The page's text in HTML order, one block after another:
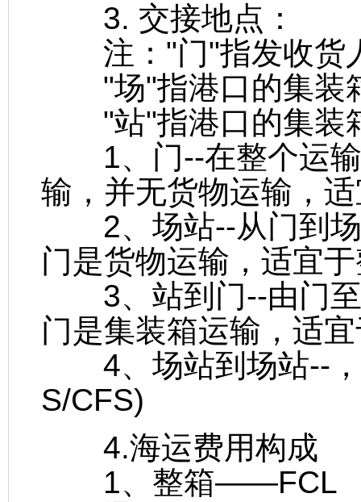
3. 交接地点：
注："门"指发收货
"场"指港口的集装
"站"指港口的集装
1、门--在整个运输
输，并无货物运输，
2、场站--从门到场
门是货物运输，适宜
3、站到门--由门至
门是集装箱运输，适
4、场站到场站--，
S/CFS)
4.海运费用构成
1、整箱――FCL